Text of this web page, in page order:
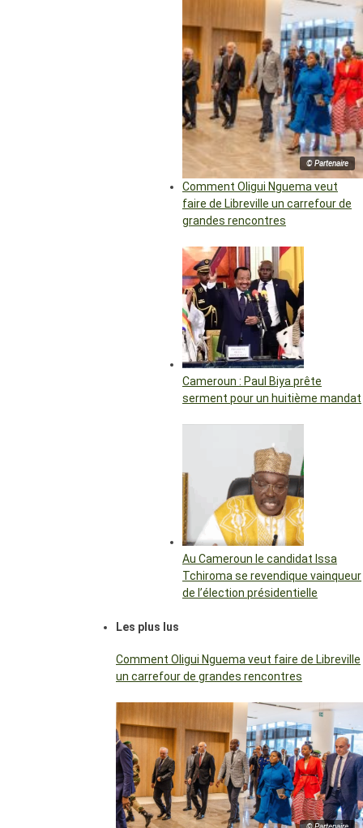
© Partenaire
Comment Oligui Nguema veut
faire de Libreville un carrefour de
grandes rencontres
Cameroun : Paul Biya prête
serment pour un huitième mandat
Au Cameroun le candidat Issa
Tchiroma se revendique vainqueur
de l’élection présidentielle
Les plus lus
Comment Oligui Nguema veut faire de Libreville
un carrefour de grandes rencontres